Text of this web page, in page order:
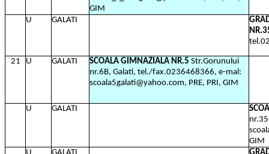
GIM
U
GALATI
21 U GALATI SCOALA GIMNAZIALA NR.5 Str.Gorunului
nr.6B, Galati, tel./fax.0236468366, e-mal:
scoala5galati@yahoo.com, PRE, PRI, GIM
U GALATI
GIM